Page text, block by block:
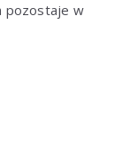
pozostaje w